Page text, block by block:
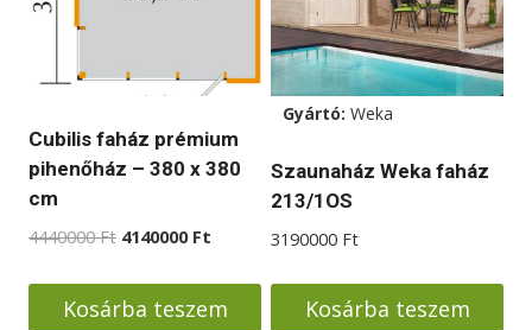
Cubilis faház prémium
pihenőház – 380 x 380
cm
4440000Ft Original
was:
4440000 Ft.
4140000 Ft
is:
4140000 Ft.
Kosárba teszem
Gyártó: Weka
Szaunaház Weka faház
213/1OS
3190000 Ft
Kosárba teszem